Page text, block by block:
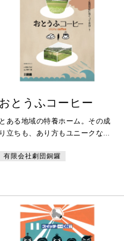
おとうふコーヒー
とある地域の特養ホーム。その成
り立ちも、あり方もユニークなこ
が最後のときを迎えようとしてい
、橋の冠水により、ホームは孤
立無援となる・・・。
有限会社劇団銅鑼